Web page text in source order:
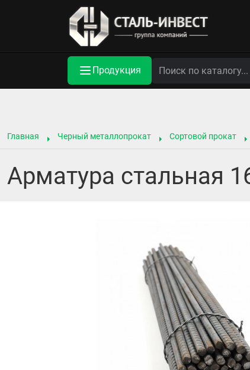
Продукция
Главная Черный металлопрокат Сортовой прокат
Арматура стальная